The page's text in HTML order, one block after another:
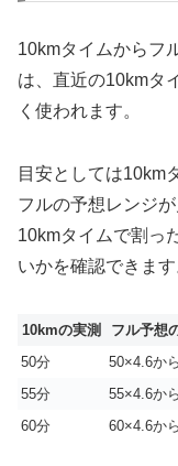
10kmタイムからフ
は、直近の10kmタ
く使われます。
目安としては10km
フルの予想レンジ
10kmタイムで割っ
いかを確認できます
10kmの実測 フル予想
50分
50×4.6か
55分
55×4.6か
60分
60×4.6か